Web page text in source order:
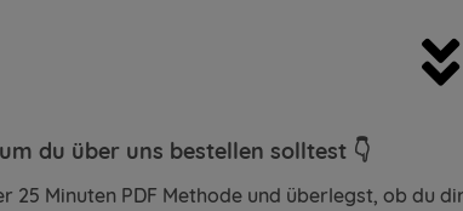
du über uns bestellen solltest 👇
25 Minuten PDF Methode und überlegst, ob du